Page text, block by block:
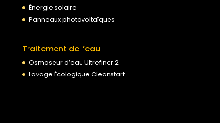
Énergie solaire
Panneaux photovoltaïques
Traitement de l’eau
Osmoseur d’eau Ultrefiner 2
Lavage Écologique Cleanstart